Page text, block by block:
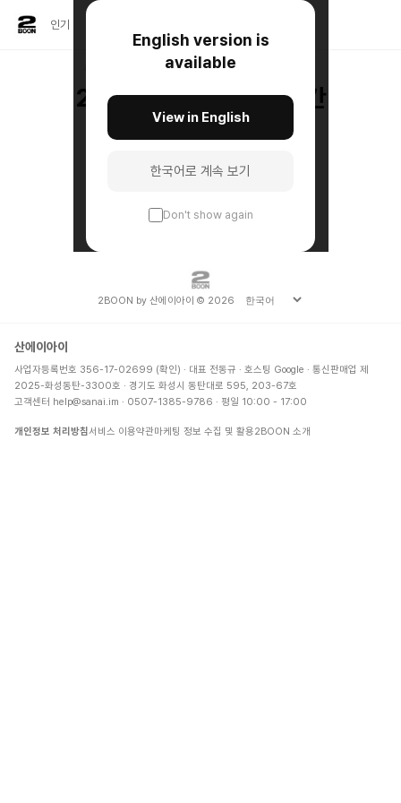
• 밸런스게임 • 퀴
•
스트 • 운세 • 궁
인기
무료 심리테스트 · MBTI · 성격분석 · 연애고민
2분, 진짜 나를 만나는 시간
발견하고. 만들고. 공유하고.
2BOON by 산에이아이 © 2026
산에이아이
사업자등록번호 356-17-02699 (확인) · 대표 전동규 · 호스팅 Google · 통신판매업 제
2025-화성동탄-3300호 · 경기도 화성시 동탄대로 595, 203-67호
고객센터 help@sanai.im · 0507-1385-9786 · 평일 10:00 - 17:00
개인정보 처리방침서비스 이용약관마케팅 정보 수집 및 활용2BOON 소개
English version is
available
View in English
한국어로 계속 보기
Don't show again